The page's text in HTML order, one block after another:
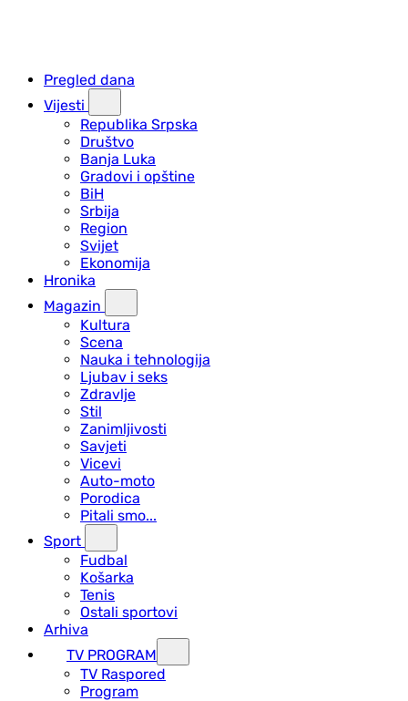
Pregled dana
Vijesti
Republika Srpska
Društvo
Banja Luka
Gradovi i opštine
BiH
Srbija
Region
Svijet
Ekonomija
Hronika
Magazin
Kultura
Scena
Nauka i tehnologija
Ljubav i seks
Zdravlje
Stil
Zanimljivosti
Savjeti
Vicevi
Auto-moto
Porodica
Pitali smo...
Sport
Fudbal
Košarka
Tenis
Ostali sportovi
Arhiva
TV PROGRAM
ТV Raspored
Program